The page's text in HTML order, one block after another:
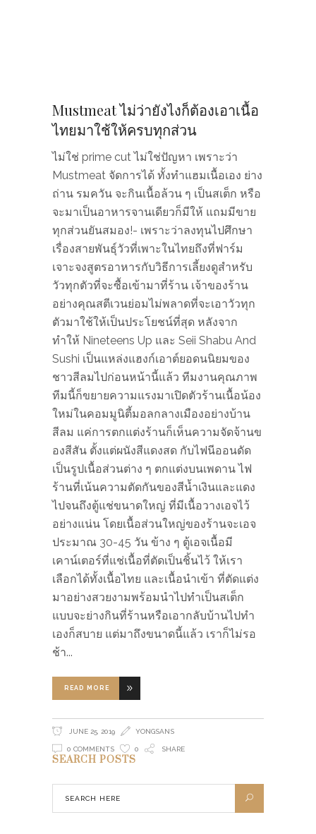
Mustmeat ไม่ว่ายังไงก็ต้องเอาเนื้อ
ไทยมาใช้ให้ครบทุกส่วน
ไม่ใช่ prime cut ไม่ใช่ปัญหา เพราะว่า
Mustmeat จัดการได้ ทั้งทำแฮมเนื้อเอง ย่าง
ถ่าน รมควัน จะกินเนื้อล้วน ๆ เป็นสเต็ก หรือ
จะมาเป็นอาหารจานเดียวก็มีให้ แถมมีขาย
ทุกส่วนยันสมอง!- เพราะว่าลงทุนไปศึกษา
เรื่องสายพันธุ์วัวที่เพาะในไทยถึงที่ฟาร์ม
เจาะจงสูตรอาหารกับวิธีการเลี้ยงดูสำหรับ
วัวทุกตัวที่จะซื้อเข้ามาที่ร้าน เจ้าของร้าน
อย่างคุณสตีเวนย่อมไม่พลาดที่จะเอาวัวทุก
ตัวมาใช้ให้เป็นประโยชน์ที่สุด หลังจาก
ทำให้ Nineteens Up และ Seii Shabu And
Sushi เป็นแหล่งแฮงก์เอาต์ยอดนนิยมของ
ชาวสีลมไปก่อนหน้านี้แล้ว ทีมงานคุณภาพ
ทีมนี้ก็ขยายความแรงมาเปิดตัวร้านเนื้อน้อง
ใหม่ในคอมมูนิตี้มอลกลางเมืองอย่างบ้าน
สีลม แค่การตกแต่งร้านก็เห็นความจัดจ้านข
องสีสัน ตั้งแต่ผนังสีแดงสด กับไฟนีออนดัด
เป็นรูปเนื้อส่วนต่าง ๆ ตกแต่งบนเพดาน ไฟ
ร้านที่เน้นความตัดกันของสีน้ำเงินและแดง
ไปจนถึงตู้แช่ขนาดใหญ่ ที่มีเนื้อวางเอจไว้
อย่างแน่น โดยเนื้อส่วนใหญ่ของร้านจะเอจ
ประมาณ 30-45 วัน ข้าง ๆ ตู้เอจเนื้อมี
เคาน์เตอร์ที่แช่เนื้อที่ตัดเป็นชิ้นไว้ ให้เรา
เลือกได้ทั้งเนื้อไทย และเนื้อนำเข้า ที่ตัดแต่ง
มาอย่างสวยงามพร้อมนำไปทำเป็นสเต็ก
แบบจะย่างกินที่ร้านหรือเอากลับบ้านไปทำ
เองก็สบาย แต่มาถึงขนาดนี้แล้ว เราก็ไม่รอ
ช้า
READ MORE
JUNE 25, 2019 YONGSANS
0 COMMENTS 0 SHARE
SEARCH POSTS